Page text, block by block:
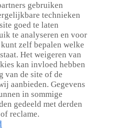
gebruiken
technieken
goed te laten
te analyseren en voor
zelf bepalen welke
Het weigeren van
kan invloed hebben
van de site of de
aanbieden. Gegevens
in sommige
gedeeld met derden
reclame.